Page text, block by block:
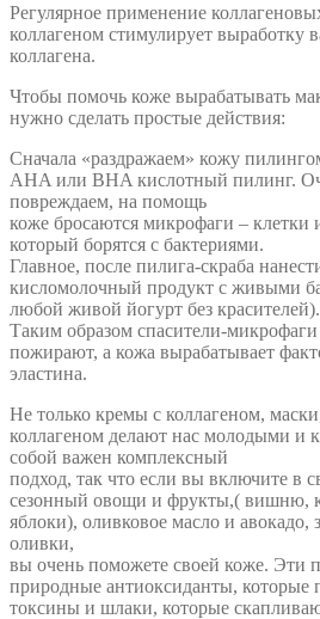
Регулярное применение
коллагеном стимулирует выработку
коллагена.
Чтобы помочь коже вырабатывать
нужно сделать простые действия:
Сначала «раздражаем» кожу
AHA или BHA кислотный пилинг.
повреждаем, на помощь
коже бросаются микрофаги – клетки
который борятся с бактериями.
Главное, после пилига-скраба
кисломолочный продукт с живыми
любой живой йогурт без красителей).
Таким образом спасители-
пожирают, а кожа вырабатывает
эластина.
Не только кремы с коллагеном,
коллагеном делают нас молодыми и
собой важен комплексный
подход, так что если вы включите в
сезонный овощи и фрукты,( вишню,
яблоки), оливковое масло и авокадо,
оливки,
вы очень поможете своей коже. Эти
природные антиоксиданты, которые
токсины и шлаки, которые